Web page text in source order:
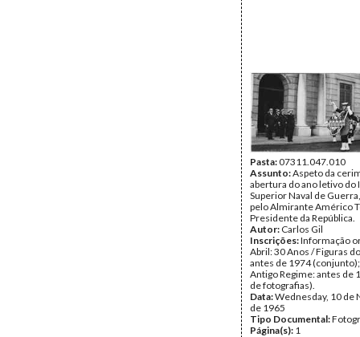
Pasta:07311.047.010
Assunto:Aspeto da
abertura do ano letivo do
Superior Naval de
pelo Almirante Américo
Presidente da República.
Autor: Carlos Gil
Inscrições:Informação
Abril: 30 Anos / Figuras
antes de 1974
Antigo Regime: antes de
de fotografias).
Data:Wednesday, 10 de
de 1965
Tipo Documental:
Página(s): 1